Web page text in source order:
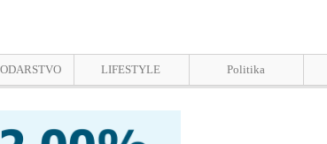
LIFESTYLE Politika